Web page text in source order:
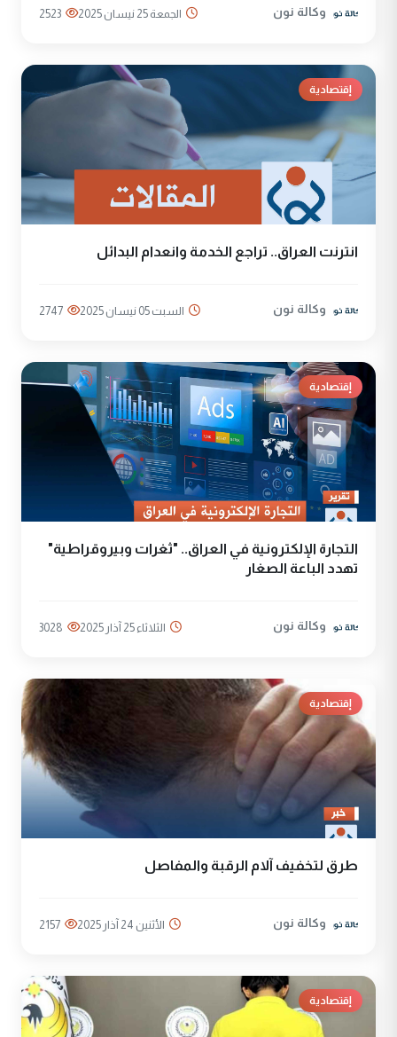
وكالة نون الجمعة 25 نيسان 2025 2523
إقتصادية
انترنت العراق.. تراجع الخدمة وانعدام البدائل
وكالة نون السبت 05 نيسان 2025 2747
إقتصادية
التجارة الإلكترونية في العراق.. "ثغرات وبيروقراطية"
تهدد الباعة الصغار
وكالة نون الثلاثاء 25 آذار 2025 3028
إقتصادية
طرق لتخفيف آلام الرقبة والمفاصل
وكالة نون الأثنين 24 آذار 2025 2157
إقتصادية